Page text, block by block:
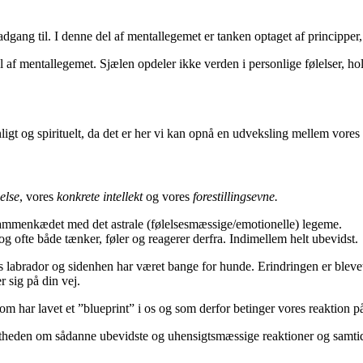
til. I denne del af mentallegemet er tanken optaget af
mentallegemet. Sjælen opdeler ikke verden i personlige følelser,
og spirituelt, da det er her vi kan opnå en udveksling mellem
, vores konkrete intellektog vores forestillingsevne.
med det astrale (følelsesmæssige/emotionelle) legeme.
ofte både tænker, føler og reagerer derfra. Indimellem helt ubevidst.
og sidenhen har været bange for hunde. Erindringen er
sig på din vej.
har lavet et ”blueprint” i os og som derfor betinger vores reaktion
om sådanne ubevidste og uhensigtsmæssige reaktioner og